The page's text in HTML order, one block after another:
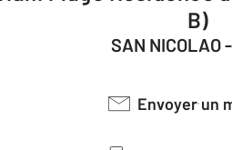
B)
SAN
Envoyer un